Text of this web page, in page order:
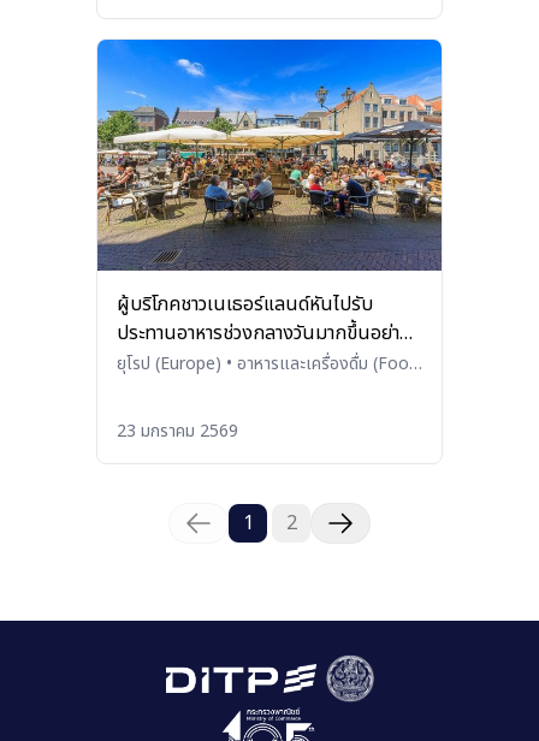
ผู้บริโภคชาวเนเธอร์แลนด์หันไปรับ
ประทานอาหารช่วงกลางวันมากขึ้นอย่าง
ต่อเนื่อง หนุนรายได้ธุรกิจบริการอาหารโต
ยุโรป (Europe) • อาหารและเครื่องดื่ม (Food
23 มกราคม 2569
1 2